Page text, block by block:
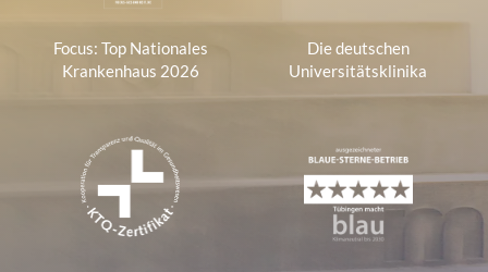
Focus: Top Nationales
Krankenhaus 2026
Die deutschen
Universitätsklinika